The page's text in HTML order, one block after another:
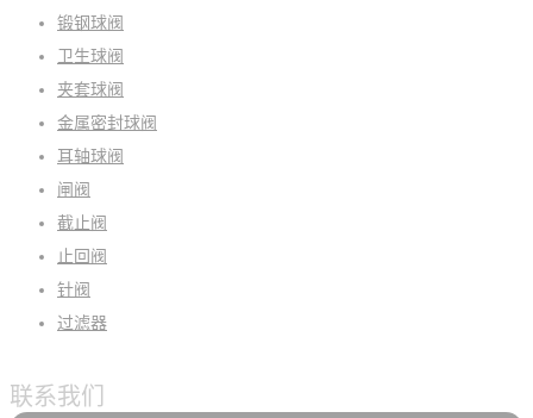
锻钢球阀
卫生球阀
夹套球阀
金属密封球阀
耳轴球阀
闸阀
截止阀
止回阀
针阀
过滤器
联系我们